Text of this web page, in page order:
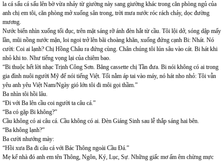
la cá sấu cá sấu lên bờ vừa nhảy từ giường này sang giường khác trong căn phòng ngủ của
anh chị em tôi, căn phòng mở xuống sân trong, trời mưa nước róc rách chảy, dọc đường
mương.
Nước biển nhìn xuống tối đục, trên mặt sáng rỡ ánh đèn hắt từ cầu. Tôi lội dở, sóng dập mấy
lần, mũi nồng nước mặn, loi ngoi trở lên bãi choàng khăn, xuống đứng cạnh Bi: Nhát. Nó
cười: Coi ai lạnh? Chị Hồng Châu ra đứng cùng. Chân chúng tôi lún sâu vào cát. Bi hát khi
nhỏ khi to. Như tiếng vọng lại của chiêm bao.
“Bi thuộc hết lời nhạc Trịnh Công Sơn. Băng cassette chị Tần đưa. Bi nói không có ai trong
gia đình nuôi người Mỹ để nói tiếng Việt. Tối nằm áp tai vào máy, nó hát nho nhỏ: Tôi vẫn
yêu anh yêu Việt Nam/Ngày gió lớn tôi đi môi gọi thầm.”
Ba nhìn tôi hồi lâu.
“Đi với Ba lên cầu coi người ta câu cá.”
“Ba có gặp Bi không?”
Cầu không có ai câu cá. Cầu không có ai. Đèn Giáng Sinh sau lễ thắp sáng hai bên.
“Ba không lạnh?”
Ba cười nhướng mày:
“Hồi xưa Ba đi câu cá với Bác Thông ngoài Cầu Đá.”
Mẹ kể nhà đó anh em tên Thông, Ngôn, Ký, Lục, Sự. Những giấc mơ ấm êm chừng mực